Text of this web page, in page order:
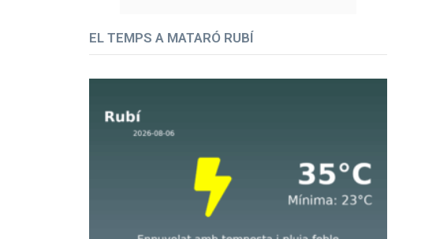
EL TEMPS A MATARÓ RUBÍ